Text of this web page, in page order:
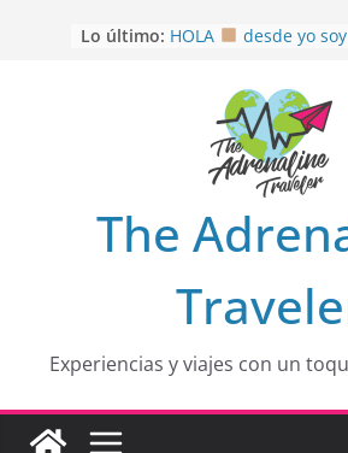
Lo último: HOLA
desde yo soy
EL SENDERO DEL
opción
HOSPEDAJE AL
OTRA PERSPECTIVA
MULITO!
The
Experiencias y viajes con un